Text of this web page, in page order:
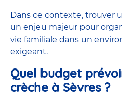
Dans ce contexte, trouver
un enjeu majeur pour
vie familiale dans un
exigeant.
Quel budget
crèche à Sèvres ?